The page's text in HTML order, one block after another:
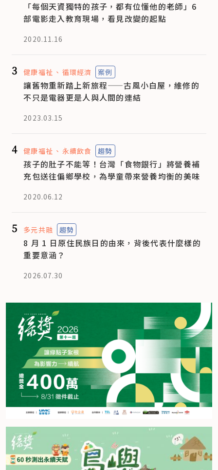
「每個天資獨特的孩子，都有位懂他的老師」6
部電影走入教育現場，看見改變的起點
2020.11.16
3 健康福祉 循環經濟 案例
讓舊物重新踏上新旅程——古風小白屋，維修的
不只是電器更是人與人間的連結
2023.03.15
4 健康福祉 永續飲食 趨勢
孩子的肚子不能等！台灣「食物銀行」將營養補
充包送往偏鄉學校，為學童帶來營養均衡的美味
2020.06.12
5 多元共融 趨勢
8 月 1 日原住民族日的由來，背後代表什麼樣的
重要意涵？
2026.07.30